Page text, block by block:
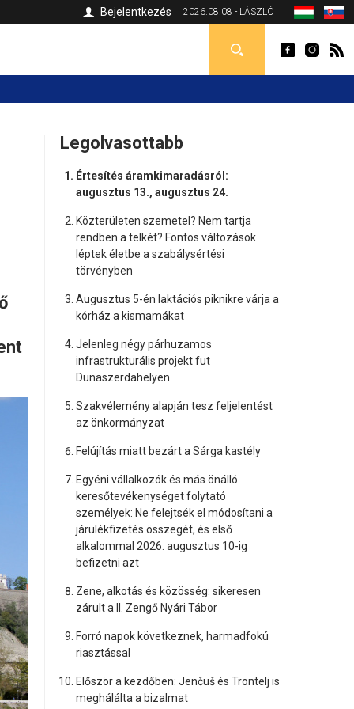
2026.08.08 - LÁSZLÓ
Bejelentkezés
Legolvasottabb
Értesítés áramkimaradásról:
augusztus 13., augusztus 24.
Közterületen szemetel? Nem tartja
rendben a telkét? Fontos változások
léptek életbe a szabálysértési
törvényben
Augusztus 5-én laktációs piknikre várja a
kórház a kismamákat
Jelenleg négy párhuzamos
infrastrukturális projekt fut
Dunaszerdahelyen
Szakvélemény alapján tesz feljelentést
az önkormányzat
Felújítás miatt bezárt a Sárga kastély
Egyéni vállalkozók és más önálló
keresőtevékenységet folytató
személyek: Ne felejtsék el módosítani a
járulékfizetés összegét, és első
alkalommal 2026. augusztus 10-ig
befizetni azt
Zene, alkotás és közösség: sikeresen
zárult a II. Zengő Nyári Tábor
Forró napok következnek, harmadfokú
riasztással
Először a kezdőben: Jenčuš és Trontelj is
meghálálta a bizalmat